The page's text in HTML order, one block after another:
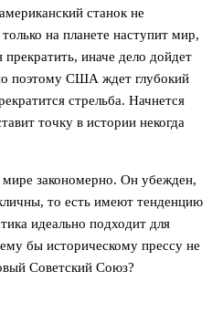
станок не
на планете наступит мир,
иначе дело дойдет
поэтому США ждет глубокий
стрельба. Начнется
точку в истории некогда
закономерно. Он убежден,
то есть имеют тенденцию
идеально подходит для
бы историческому прессу не
Советский Союз?